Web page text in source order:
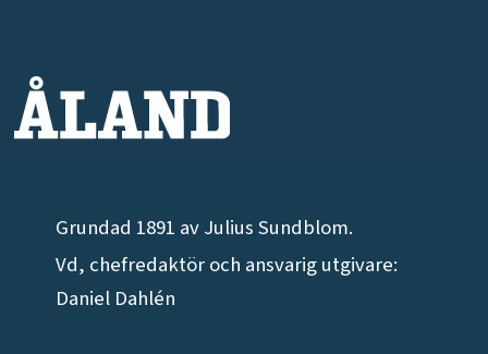
Grundad 1891 av Julius Sundblom.
Vd, chefredaktör och ansvarig utgivare:
Daniel Dahlén